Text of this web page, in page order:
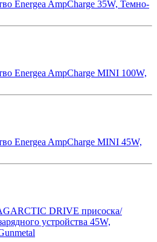
Energea AmpCharge 35W, Темно-
Energea AmpCharge MINI 100W,
Energea AmpCharge MINI 45W,
DRIVE присоска/
устройства 45W,